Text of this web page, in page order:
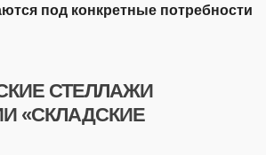
под конкретные потребности
СТЕЛЛАЖИ
«СКЛАДСКИЕ